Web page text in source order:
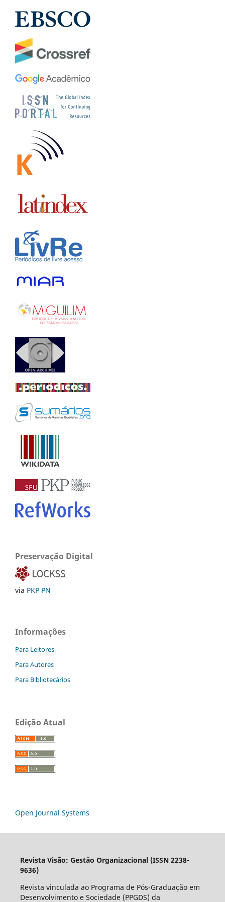
Preservação Digital
via PKP PN
Informações
Para Leitores
Para Autores
Para Bibliotecários
Edição Atual
Open Journal Systems
Revista Visão: Gestão Organizacional (ISSN 2238-
9636)
Revista vinculada ao Programa de Pós-Graduação em
Desenvolvimento e Sociedade (PPGDS) da